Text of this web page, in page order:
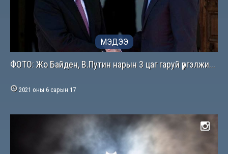
МЭДЭЭ
ФОТО: Жо Байден, В.Путин нарын 3 цаг гаруй үргэлжи...
2021 оны 6 сарын 17